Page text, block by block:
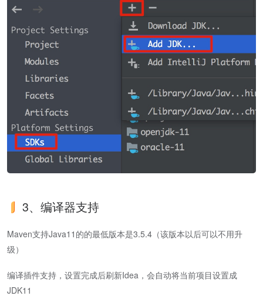
3、编译器支持
Maven支持Java11的的最低版本是3.5.4（该版本以后可以不用升
级）
编译插件支持，设置完成后刷新Idea，会自动将当前项目设置成
JDK11